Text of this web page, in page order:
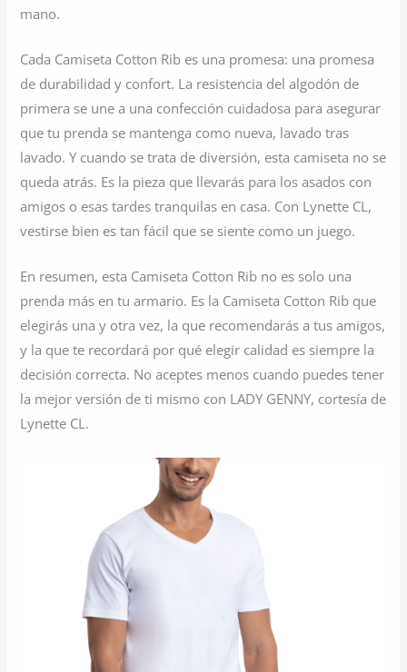
mano.
Cada Camiseta Cotton Rib es una promesa: una promesa
de durabilidad y confort. La resistencia del algodón de
primera se une a una confección cuidadosa para asegurar
que tu prenda se mantenga como nueva, lavado tras
lavado. Y cuando se trata de diversión, esta camiseta no se
queda atrás. Es la pieza que llevarás para los asados con
amigos o esas tardes tranquilas en casa. Con Lynette CL,
vestirse bien es tan fácil que se siente como un juego.
En resumen, esta Camiseta Cotton Rib no es solo una
prenda más en tu armario. Es la Camiseta Cotton Rib que
elegirás una y otra vez, la que recomendarás a tus amigos,
y la que te recordará por qué elegir calidad es siempre la
decisión correcta. No aceptes menos cuando puedes tener
la mejor versión de ti mismo con LADY GENNY, cortesía de
Lynette CL.